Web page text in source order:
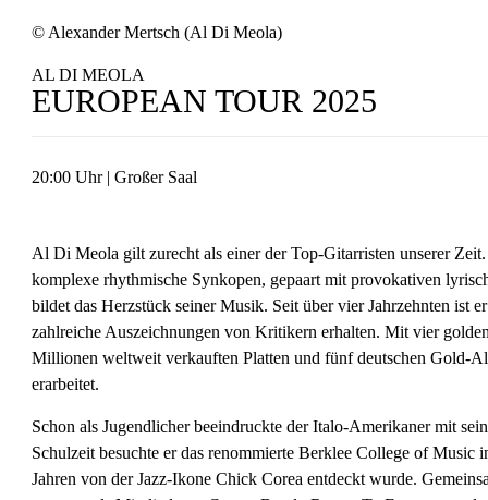
© Alexander Mertsch (Al Di Meola)
AL DI MEOLA
EUROPEAN TOUR 2025
20:00 Uhr | Großer Saal
Al Di Meola gilt zurecht als einer der Top-Gitarristen unserer
komplexe rhythmische Synkopen, gepaart mit provokativen
bildet das Herzstück seiner Musik. Seit über vier Jahrzehnten ist
zahlreiche Auszeichnungen von Kritikern erhalten. Mit vier
Millionen weltweit verkauften Platten und fünf deutschen Gold-
erarbeitet.
Schon als Jugendlicher beeindruckte der Italo-Amerikaner mit
Schulzeit besuchte er das renommierte Berklee College of
Jahren von der Jazz-Ikone Chick Corea entdeckt wurde.